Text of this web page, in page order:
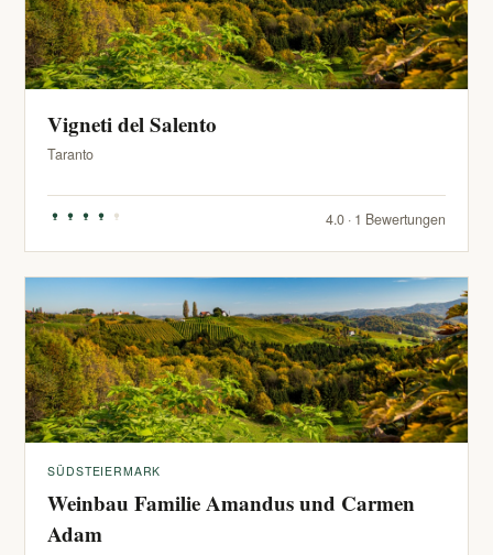
Vigneti del Salento
Taranto
4.0 · 1 Bewertungen
SÜDSTEIERMARK
Weinbau Familie Amandus und Carmen
Adam